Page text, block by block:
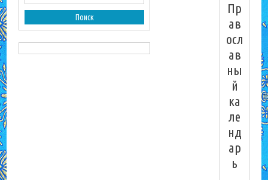
Пр
ав
осл
ав
ны
й
ка
ле
нд
ар
ь